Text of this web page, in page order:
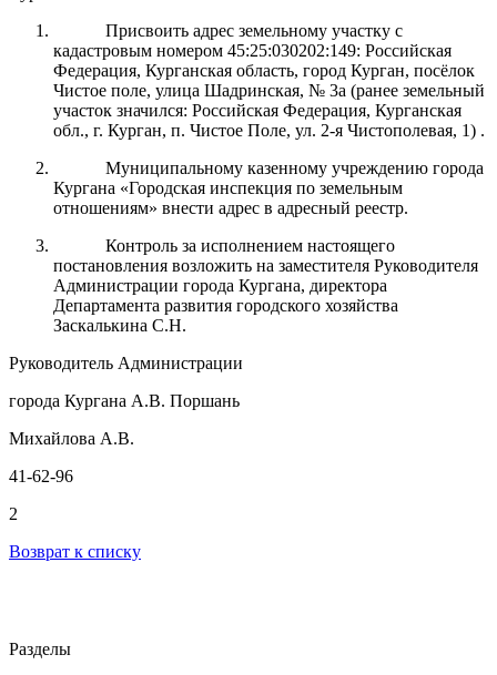
Присвоить адрес земельному участку с
кадастровым номером 45:25:030202:149: Российская
Федерация, Курганская область, город Курган, посёлок
Чистое поле, улица Шадринская, № 3а (ранее земельный
участок значился: Российская Федерация, Курганская
обл., г. Курган, п. Чистое Поле, ул. 2-я Чистополевая, 1) .
Муниципальному казенному учреждению города
Кургана «Городская инспекция по земельным
отношениям» внести адрес в адресный реестр.
Контроль за исполнением настоящего
постановления возложить на заместителя Руководителя
Администрации города Кургана, директора
Департамента развития городского хозяйства
Заскалькина С.Н.
Руководитель Администрации
города Кургана А.В. Поршань
Михайлова А.В.
41-62-96
2
Возврат к списку
Разделы